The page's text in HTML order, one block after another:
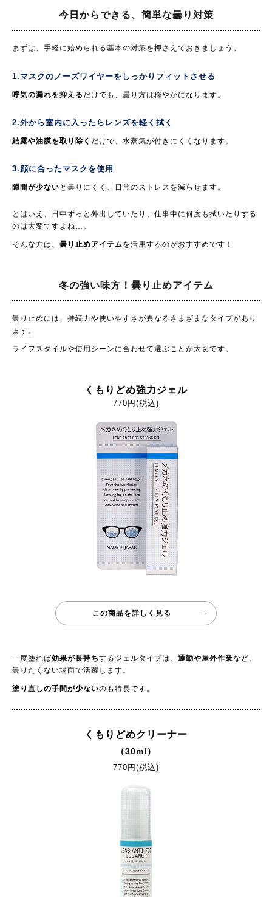
今日からできる、 簡単な曇り対策
まずは、手軽に始められる基本の対策を押さえておきましょう。
1.マスクのノーズワイヤーをしっかりフィットさせる
呼気の漏れを抑えるだけでも、曇り方は穏やかになります。
2.外から室内に入ったらレンズを軽く拭く
結露や油膜を取り除く だけで、水蒸気が付きにくくなります。
3.顔に合ったマスクを使用
隙間が少ない と曇りにくく、日常のストレスを減らせます。
とはいえ、日中ずっと外出していたり、仕事中に何度も拭いたりする
のは大変ですよね…。
そんな方は、 曇り止めアイテムを活用するのがおすすめです！
冬の強い味方！ 曇り止めアイテム
曇り止めには、持続力や使いやすさが異なるさまざまなタイプがあり
ます。
ライフスタイルや使用シーンに合わせて選ぶことが大切です。
くもりどめ強力ジェル
770円(税込)
この商品を詳しく見る
一度塗れば効果が長持ちするジェルタイプは、 通勤や屋外作業など、
曇りたくない場面で活躍します。
塗り直しの手間が少ないのも特長です。
くもりどめクリーナー
（30ml）
770円(税込)